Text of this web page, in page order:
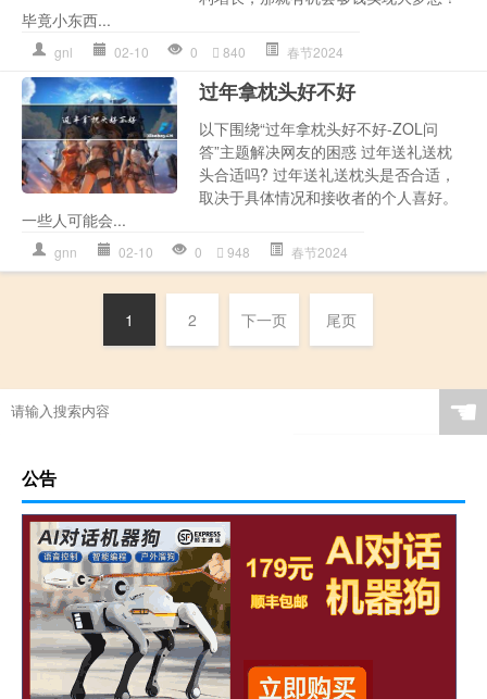
毕竟小东西...
gnl 02-10 0 840 春节2024
过年拿枕头好不好
以下围绕“过年拿枕头好不好-ZOL问
答”主题解决网友的困惑 过年送礼送枕
头合适吗? 过年送礼送枕头是否合适，
取决于具体情况和接收者的个人喜好。
一些人可能会...
gnn 02-10 0 948 春节2024
1 2 下一页 尾页
☚
公告